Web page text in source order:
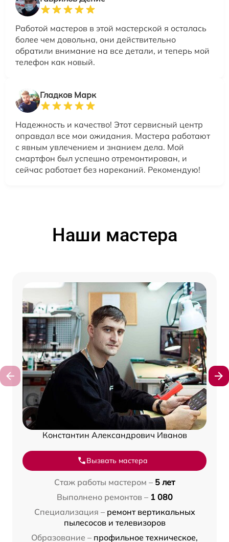
Работой мастеров в этой мастерской я осталась
более чем довольна, они действительно
обратили внимание на все детали, и теперь мой
телефон как новый.
Гладков Марк
Надежность и качество! Этот сервисный центр
оправдал все мои ожидания. Мастера работают
с явным увлечением и знанием дела. Мой
смартфон был успешно отремонтирован, и
сейчас работает без нареканий. Рекомендую!
Наши мастера
Константин Александрович Иванов
Вызвать мастера
Стаж работы мастером – 5 лет
Выполнено ремонтов – 1 080
Специализация – ремонт вертикальных
пылесосов и телевизоров
Образование – профильное техническое,